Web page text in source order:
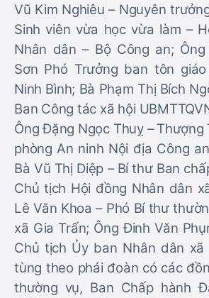
Vũ Kim Nghiêu – Nguyên
Sinh viên vừa học vừa làm –
Nhân dân – Bộ Công an;
Sơn Phó Trưởng ban tôn
Ninh Bình; Bà Phạm Thị Bích
Ban Công tác xã hội
Ông Đặng Ngọc Thuỵ – Thượng
phòng An ninh Nội địa Công
Bà Vũ Thị Diệp – Bí thư Ban
Chủ tịch Hội đồng Nhân dân
Lê Văn Khoa – Phó Bí thư
xã Gia Trấn; Ông Đinh Văn
Chủ tịch Ủy ban Nhân dân xã
tùng theo phái đoàn có các
thường vụ, Ban Chấp hành